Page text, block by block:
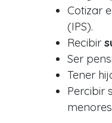
Cotizar
(IPS).
Recibir
Ser
Tener
Percibir